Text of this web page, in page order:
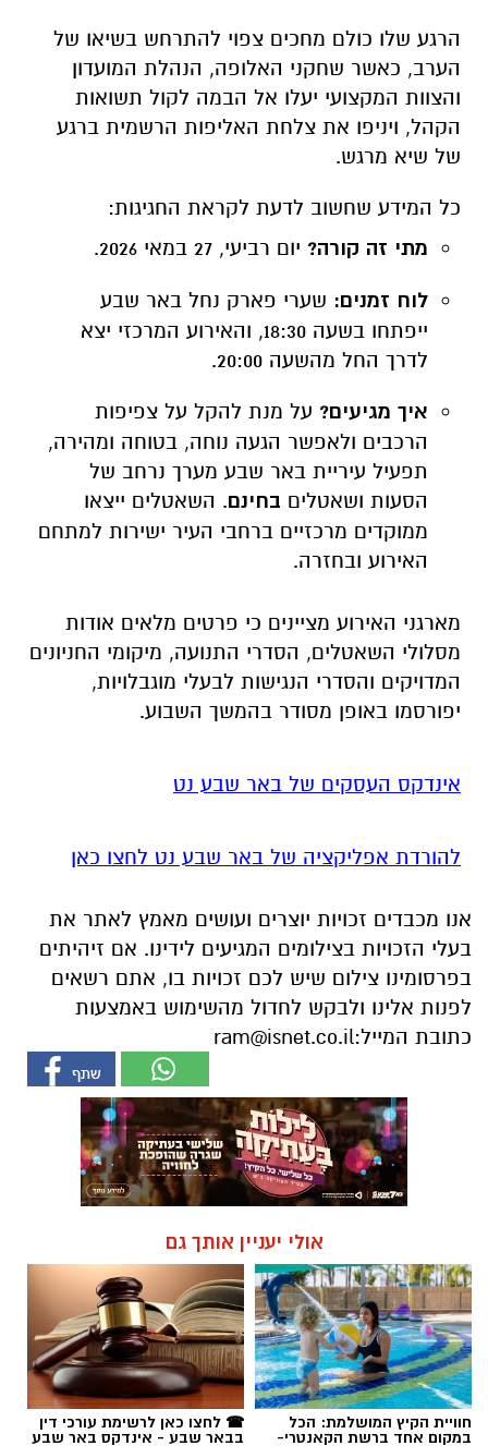
הרגע שלו כולם מחכים צפוי להתרחש בשיאו של
הערב, כאשר שחקני האלופה, הנהלת המועדון
והצוות המקצועי יעלו אל הבמה לקול תשואות
הקהל, ויניפו את צלחת האליפות הרשמית ברגע
של שיא מרגש.
כל המידע שחשוב לדעת לקראת החגיגות:
מתי זה קורה? יום רביעי, 27 במאי 2026.
לוח זמנים: שערי פארק נחל באר שבע
ייפתחו בשעה 18:30, והאירוע המרכזי יצא
לדרך החל מהשעה 20:00.
איך מגיעים? על מנת להקל על צפיפות
הרכבים ולאפשר הגעה נוחה, בטוחה ומהירה,
תפעיל עיריית באר שבע מערך נרחב של
הסעות ושאטלים בחינם. השאטלים ייצאו
ממוקדים מרכזיים ברחבי העיר ישירות למתחם
האירוע ובחזרה.
מארגני האירוע מציינים כי פרטים מלאים אודות
מסלולי השאטלים, הסדרי התנועה, מיקומי החניונים
המדויקים והסדרי הנגישות לבעלי מוגבלויות,
יפורסמו באופן מסודר בהמשך השבוע.
אינדקס העסקים של באר שבע נט
להורדת אפליקציה של באר שבע נט לחצו כאן
אנו מכבדים זכויות יוצרים ועושים מאמץ לאתר את
בעלי הזכויות בצילומים המגיעים לידינו. אם זיהיתים
בפרסומינו צילום שיש לכם זכויות בו, אתם רשאים
לפנות אלינו ולבקש לחדול מהשימוש באמצעות
כתובת המייל:ram@isnet.co.il
אולי יעניין אותך גם
חוויית הקיץ המושלמת: הכל
במקום אחד ברשת הקאנטרי-
☎ לחצו כאן לרשימת עורכי דין
בבאר שבע - אינדקס באר שבע